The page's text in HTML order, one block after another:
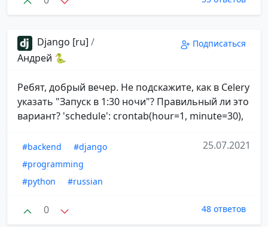
Django [ru] /
Андрей 🐍
Подписаться
Ребят, добрый вечер. Не подскажите, как в Celery
указать "Запуск в 1:30 ночи"? Правильный ли это
вариант? 'schedule': crontab(hour=1, minute=30),
#backend
#django
#programming
#python
#russian
25.07.2021
0 48 ответов